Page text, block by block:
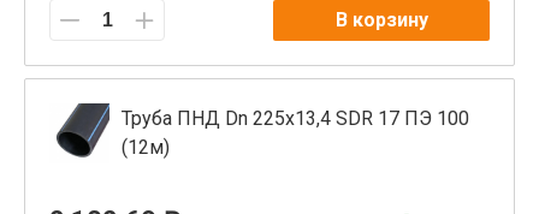
В корзину
Труба ПНД Dn 225x13,4 SDR 17 ПЭ 100
(12м)